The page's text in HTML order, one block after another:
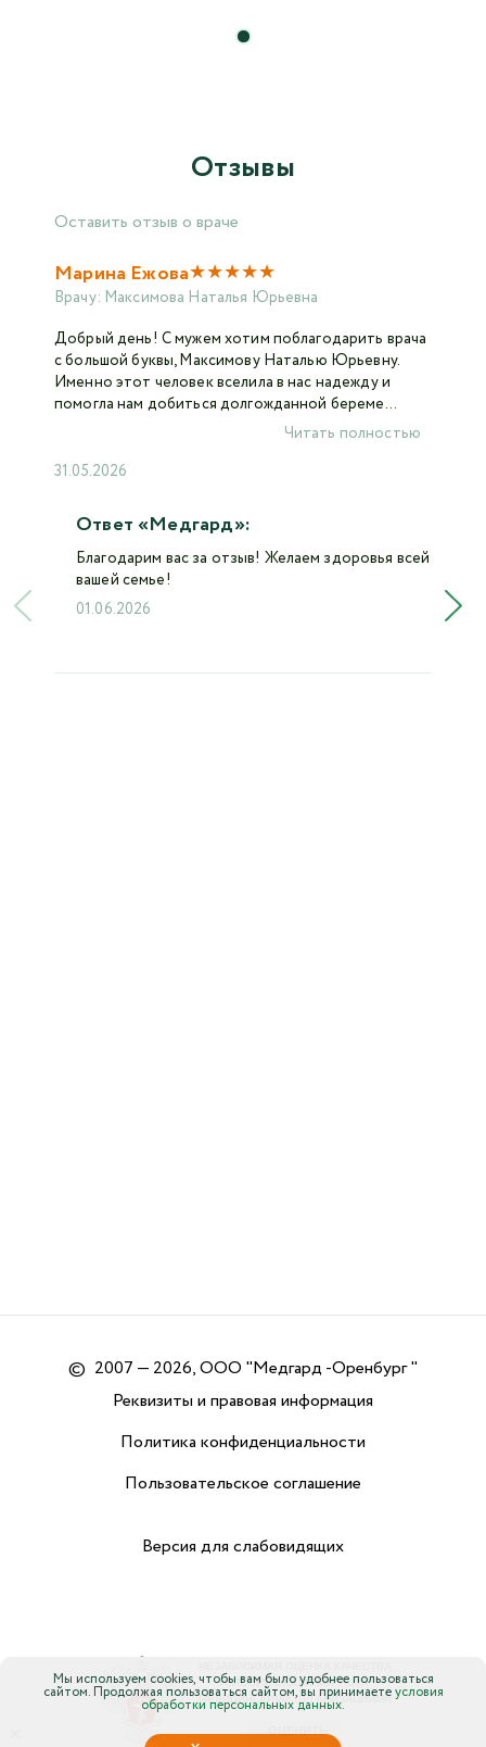
Отзывы
Оставить отзыв о враче
Марина Ежова★★★★★
Врачу: Максимова Наталья Юрьевна
Добрый день! С мужем хотим поблагодарить врача
с большой буквы, Максимову Наталью Юрьевну.
Именно этот человек вселила в нас надежду и
помогла нам добиться долгожданной береме...
31.05.2026
Читать полностью
Ответ «Медгард»:
Благодарим вас за отзыв! Желаем здоровья всей
вашей семье!
01.06.2026
© 2007 — 2026, ООО "Медгард -Оренбург "
Реквизиты и правовая информация
Политика конфиденциальности
Пользовательское соглашение
Версия для слабовидящих
Мы используем cookies, чтобы вам было удобнее пользоваться
сайтом. Продолжая пользоваться сайтом, вы принимаетеусловия
обработки персональных данных.